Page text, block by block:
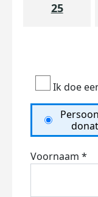
25
Ik doe
Voornaam *